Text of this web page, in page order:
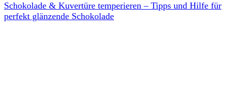
Schokolade & Kuvertüre temperieren – Tipps und Hilfe für
perfekt glänzende Schokolade